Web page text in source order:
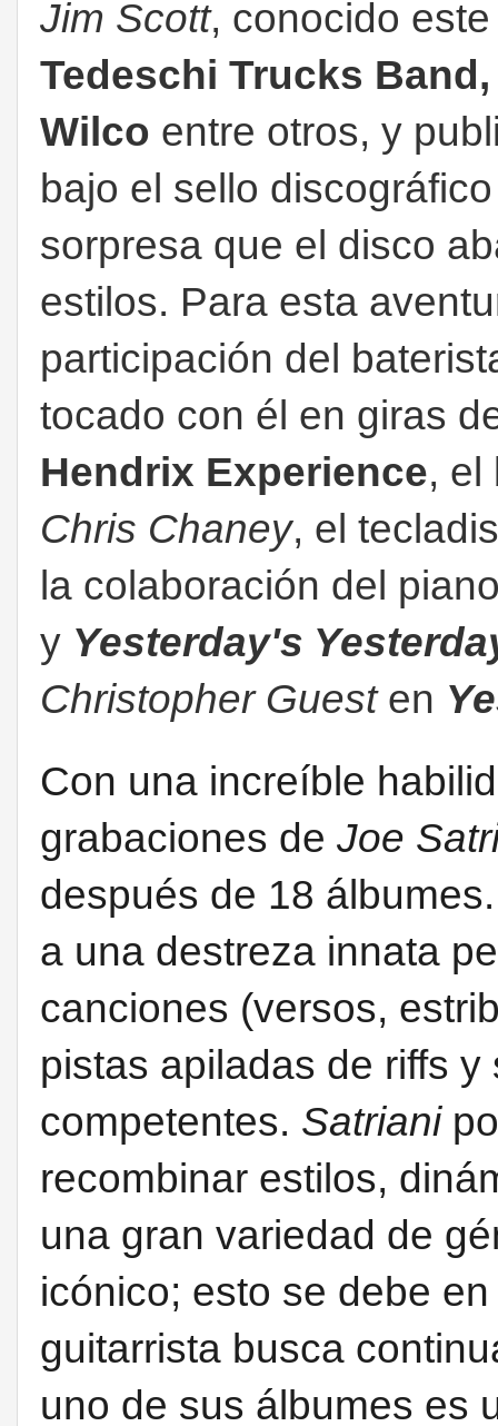
Jim Scott, conocido
Tedeschi Trucks
Wilco entre otros, y
bajo el sello
sorpresa que el disco
estilos. Para esta
participación del
tocado con él en giras
Hendrix Experience, el
Chris Chaney, el
la colaboración del
y Yesterday's
Christopher Guesten
Con una increíble
grabaciones de Joe
después de 18
a una destreza innata
canciones (versos,
pistas apiladas de riffs
competentes. Satriani
recombinar estilos,
una gran variedad de
icónico; esto se debe
guitarrista busca
uno de sus álbumes es